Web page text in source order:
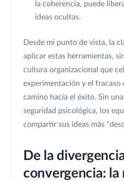
la coherencia, puede
ideas ocultas.
Desde mi punto de vista, la
aplicar estas herramientas,
cultura organizacional que
experimentación y el fracaso
camino hacia el éxito. Sin
seguridad psicológica, los
compartir sus ideas más
De la
convergencia: la